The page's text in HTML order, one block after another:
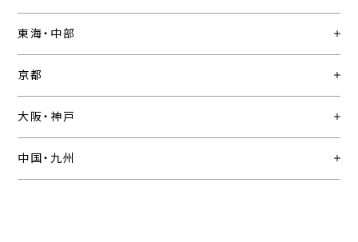
東海・中部
京都
大阪・神戸
中国・九州